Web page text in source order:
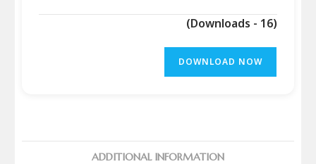
(Downloads - 16)
DOWNLOAD NOW
ADDITIONAL INFORMATION